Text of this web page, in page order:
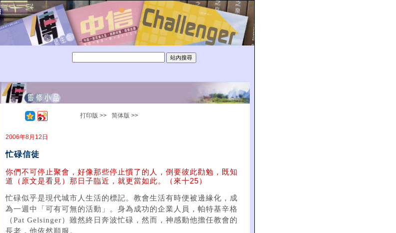
打印版 >> 简体版 >>
2006年8月12日
忙碌信徒
你們不可停止聚會，好像那些停止慣了的人，倒要彼此勸勉，既知
道（原文是看見）那日子臨近，就更當如此。（來十25）
忙碌似乎是現代城市人生活的標記。教會生活有時便被邊緣化，成
為一週中「可有可無的活動」。身為成功的企業人員，帕特基辛格
（Pat Gelsinger）雖然終日奔波忙碌，然而，神感動他擔任教會的
長老，他依然順服。